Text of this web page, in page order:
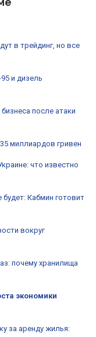
в трейдинг, но все
и дизель
после атаки
миллиардов гривен
что известно
Кабмин готовит
вокруг
почему хранилища
экономики
за аренду жилья: